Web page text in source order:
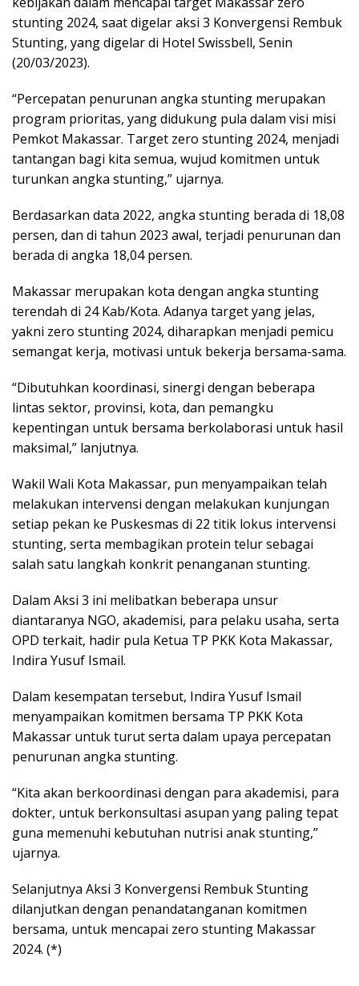
stunting 2024, saat digelar aksi 3 Konvergensi Rembuk
Stunting, yang digelar di Hotel Swissbell, Senin
(20/03/2023).
“Percepatan penurunan angka stunting merupakan
program prioritas, yang didukung pula dalam visi misi
Pemkot Makassar. Target zero stunting 2024, menjadi
tantangan bagi kita semua, wujud komitmen untuk
turunkan angka stunting,” ujarnya.
Berdasarkan data 2022, angka stunting berada di 18,08
persen, dan di tahun 2023 awal, terjadi penurunan dan
berada di angka 18,04 persen.
Makassar merupakan kota dengan angka stunting
terendah di 24 Kab/Kota. Adanya target yang jelas,
yakni zero stunting 2024, diharapkan menjadi pemicu
semangat kerja, motivasi untuk bekerja bersama-sama.
“Dibutuhkan koordinasi, sinergi dengan beberapa
lintas sektor, provinsi, kota, dan pemangku
kepentingan untuk bersama berkolaborasi untuk hasil
maksimal,” lanjutnya.
Wakil Wali Kota Makassar, pun menyampaikan telah
melakukan intervensi dengan melakukan kunjungan
setiap pekan ke Puskesmas di 22 titik lokus intervensi
stunting, serta membagikan protein telur sebagai
salah satu langkah konkrit penanganan stunting.
Dalam Aksi 3 ini melibatkan beberapa unsur
diantaranya NGO, akademisi, para pelaku usaha, serta
OPD terkait, hadir pula Ketua TP PKK Kota Makassar,
Indira Yusuf Ismail.
Dalam kesempatan tersebut, Indira Yusuf Ismail
menyampaikan komitmen bersama TP PKK Kota
Makassar untuk turut serta dalam upaya percepatan
penurunan angka stunting.
“Kita akan berkoordinasi dengan para akademisi, para
dokter, untuk berkonsultasi asupan yang paling tepat
guna memenuhi kebutuhan nutrisi anak stunting,”
ujarnya.
Selanjutnya Aksi 3 Konvergensi Rembuk Stunting
dilanjutkan dengan penandatanganan komitmen
bersama, untuk mencapai zero stunting Makassar
2024. (*)